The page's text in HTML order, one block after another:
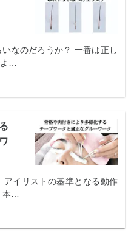
なのだろうか？ 一番は正し
…
アイリストの基準となる動作
…